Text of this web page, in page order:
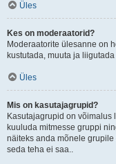
Üles
Kes on moderaatorid?
Moderaatorite ülesanne on
kustutada, muuta ja
Üles
Mis on kasutajagrupid?
Kasutajagrupid on
kuuluda mitmesse gruppi
näiteks anda mõnele
seda teha ei saa..